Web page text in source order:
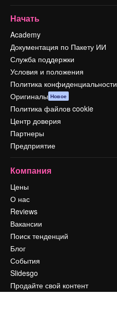
Начать
Academy
Документация по Пакету ИИ
Служба поддержки
Условия и положения
Политика конфиденциальности
Оригиналы Новое
Политика файлов cookie
Центр доверия
Партнеры
Предприятие
Компания
Цены
О нас
Reviews
Вакансии
Поиск тенденций
Блог
События
Slidesgo
Продайте свой контент